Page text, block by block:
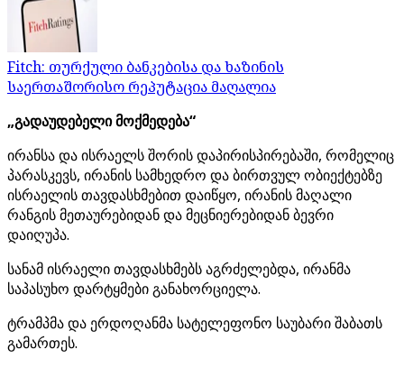
Fitch: თურქული ბანკებისა და ხაზინის
საერთაშორისო რეპუტაცია მაღალია
„გადაუდებელი მოქმედება“
ირანსა და ისრაელს შორის დაპირისპირებაში, რომელიც
პარასკევს, ირანის სამხედრო და ბირთვულ ობიექტებზე
ისრაელის თავდასხმებით დაიწყო, ირანის მაღალი
რანგის მეთაურებიდან და მეცნიერებიდან ბევრი
დაიღუპა.
სანამ ისრაელი თავდასხმებს აგრძელებდა, ირანმა
საპასუხო დარტყმები განახორციელა.
ტრამპმა და ერდოღანმა სატელეფონო საუბარი შაბათს
გამართეს.